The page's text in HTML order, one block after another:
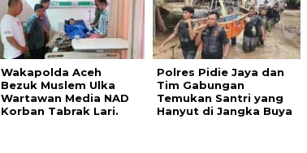
Wakapolda Aceh
Bezuk Muslem Ulka
Wartawan Media NAD
Korban Tabrak Lari.
Polres Pidie Jaya dan
Tim Gabungan
Temukan Santri yang
Hanyut di Jangka Buya